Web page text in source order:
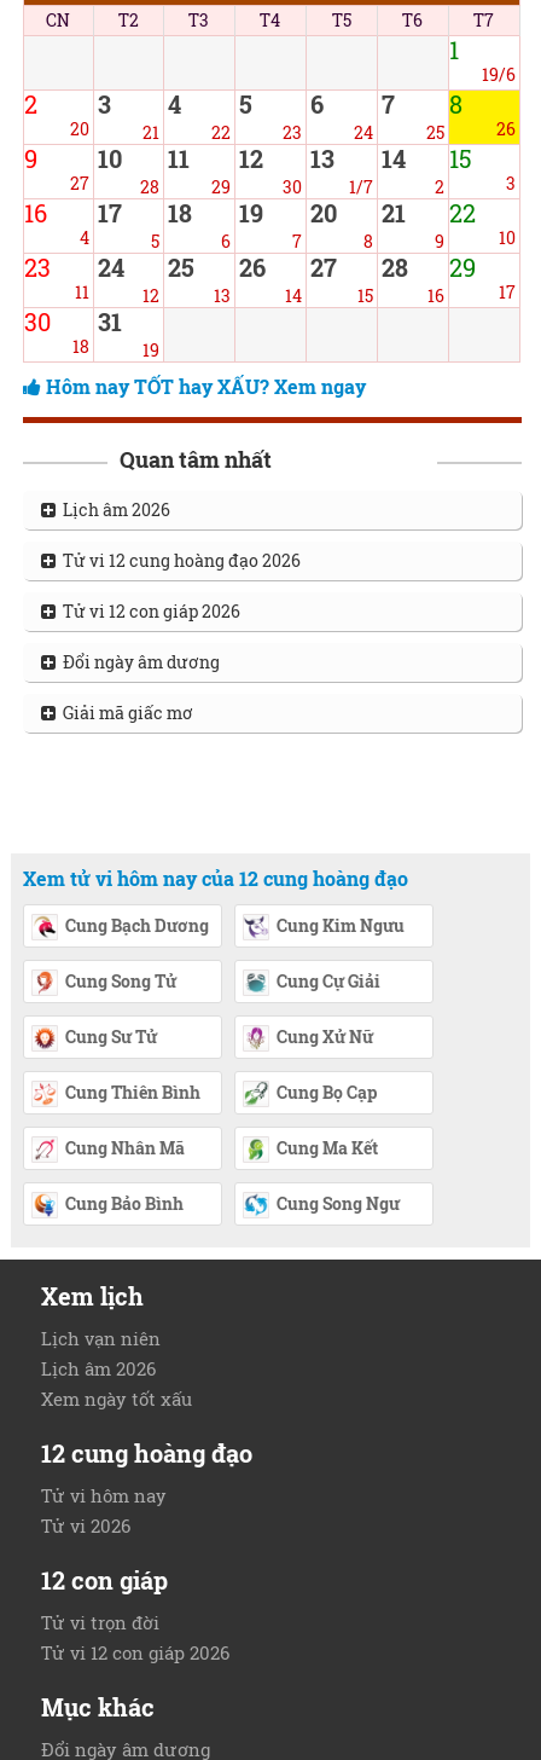
CN T2 T3 T4 T5 T6 T7
1
19/6
2
20
3
21
4
22
5
23
6
24
7
25
8
26
9
27
10
28
11
29
12
30
13
1/7
14
2
15
3
16
4
17
5
18
6
19
7
20
8
21
9
22
10
23
11
24
12
25
13
26
14
27
15
28
16
29
17
30
18
31
19
Hôm nay TỐT hay XẤU? Xem ngay
Quan tâm nhất
Lịch âm 2026
Tử vi 12 cung hoàng đạo 2026
Tử vi 12 con giáp 2026
Đổi ngày âm dương
Giải mã giấc mơ
Xem tử vi hôm nay của 12 cung hoàng đạo
Cung Bạch Dương Cung Kim Ngưu
Cung Song Tử Cung Cự Giải
Cung Sư Tử Cung Xử Nữ
Cung Thiên Bình Cung Bọ Cạp
Cung Nhân Mã Cung Ma Kết
Cung Bảo Bình Cung Song Ngư
Xem lịch
Lịch vạn niên
Lịch âm 2026
Xem ngày tốt xấu
12 cung hoàng đạo
Tử vi hôm nay
Tử vi 2026
12 con giáp
Tử vi trọn đời
Tử vi 12 con giáp 2026
Mục khác
Đổi ngày âm dương